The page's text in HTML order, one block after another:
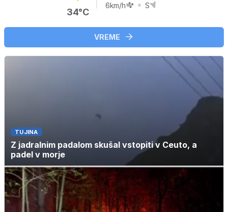
34°C
6km/h S
VREME
TUJINA
Z jadralnim padalom skušal vstopiti v Ceuto, a
padel v morje